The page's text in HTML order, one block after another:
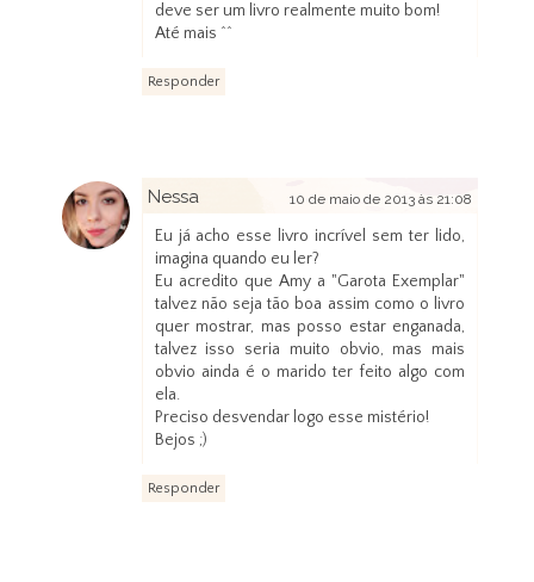
deve ser um livro realmente muito bom!
Até mais ^^
Responder
Nessa 10 de maio de 2013 às 21:08
Eu já acho esse livro incrível sem ter lido,
imagina quando eu ler?
Eu acredito que Amy a "Garota Exemplar"
talvez não seja tão boa assim como o livro
quer mostrar, mas posso estar enganada,
talvez isso seria muito obvio, mas mais
obvio ainda é o marido ter feito algo com
ela.
Preciso desvendar logo esse mistério!
Bejos ;)
Responder